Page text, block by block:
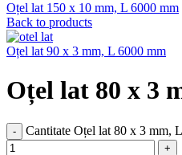
Oțel lat 150 x 10 mm, L 6000 mm
Back to products
Oțel lat 90 x 3 mm, L 6000 mm
Oțel lat 80 x 3
Cantitate Oțel lat 80 x 3 mm,